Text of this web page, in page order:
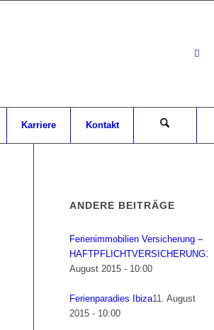
Karriere Kontakt
ANDERE BEITRÄGE
Ferienimmobilien Versicherung –
HAFTPFLICHTVERSICHERUNG12.
August 2015 - 10:00
Ferienparadies Ibiza11. August
2015 - 10:00